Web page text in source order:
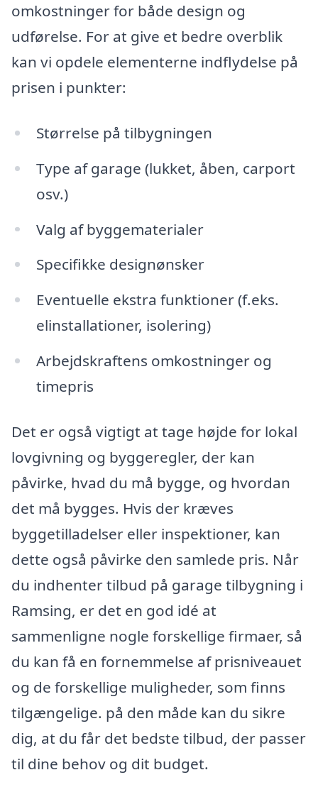
omkostninger for både design og
udførelse. For at give et bedre overblik
kan vi opdele elementerne indflydelse på
prisen i punkter:
Størrelse på tilbygningen
Type af garage (lukket, åben, carport
osv.)
Valg af byggematerialer
Specifikke designønsker
Eventuelle ekstra funktioner (f.eks.
elinstallationer, isolering)
Arbejdskraftens omkostninger og
timepris
Det er også vigtigt at tage højde for lokal
lovgivning og byggeregler, der kan
påvirke, hvad du må bygge, og hvordan
det må bygges. Hvis der kræves
byggetilladelser eller inspektioner, kan
dette også påvirke den samlede pris. Når
du indhenter tilbud på garage tilbygning i
Ramsing, er det en god idé at
sammenligne nogle forskellige firmaer, så
du kan få en fornemmelse af prisniveauet
og de forskellige muligheder, som finns
tilgængelige. på den måde kan du sikre
dig, at du får det bedste tilbud, der passer
til dine behov og dit budget.